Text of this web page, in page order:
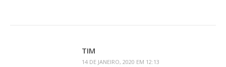
TIM
14 DE JANEIRO, 2020 EM 12:13